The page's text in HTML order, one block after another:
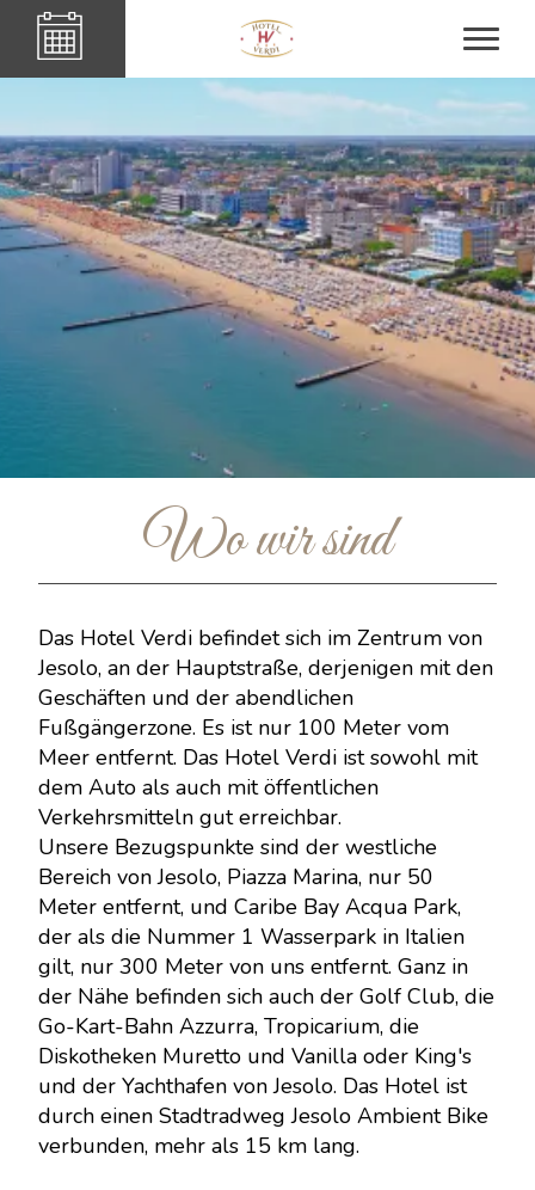
Wo wir sind
Das Hotel Verdi befindet sich im Zentrum von
Jesolo, an der Hauptstraße, derjenigen mit den
Geschäften und der abendlichen
Fußgängerzone. Es ist nur 100 Meter vom
Meer entfernt. Das Hotel Verdi ist sowohl mit
dem Auto als auch mit öffentlichen
Verkehrsmitteln gut erreichbar.
Unsere Bezugspunkte sind der westliche
Bereich von Jesolo, Piazza Marina, nur 50
Meter entfernt, und Caribe Bay Acqua Park,
der als die Nummer 1 Wasserpark in Italien
gilt, nur 300 Meter von uns entfernt. Ganz in
der Nähe befinden sich auch der Golf Club, die
Go-Kart-Bahn Azzurra, Tropicarium, die
Diskotheken Muretto und Vanilla oder King's
und der Yachthafen von Jesolo. Das Hotel ist
durch einen Stadtradweg Jesolo Ambient Bike
verbunden, mehr als 15 km lang.